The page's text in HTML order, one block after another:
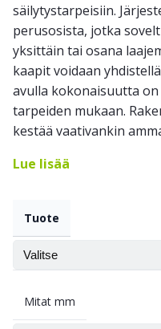
säilytystarpeisiin.
perusosista, jotka
yksittäin tai osana
kaapit voidaan
avulla kokonaisuutta
tarpeiden mukaan.
kestää vaativankin
Lue lisää
Tuote
Mitat mm